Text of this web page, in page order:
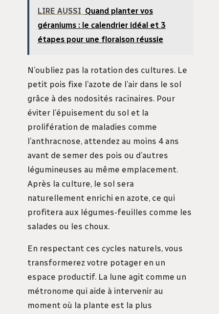
LIRE AUSSI Quand planter vos
géraniums : le calendrier idéal et 3
étapes pour une floraison réussie
N’oubliez pas la rotation des cultures. Le
petit pois fixe l’azote de l’air dans le sol
grâce à des nodosités racinaires. Pour
éviter l’épuisement du sol et la
prolifération de maladies comme
l’anthracnose, attendez au moins 4 ans
avant de semer des pois ou d’autres
légumineuses au même emplacement.
Après la culture, le sol sera
naturellement enrichi en azote, ce qui
profitera aux légumes-feuilles comme les
salades ou les choux.
En respectant ces cycles naturels, vous
transformerez votre potager en un
espace productif. La lune agit comme un
métronome qui aide à intervenir au
moment où la plante est la plus